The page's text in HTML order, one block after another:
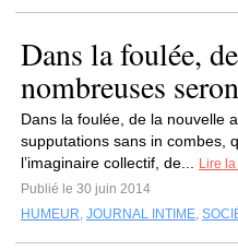
Dans la foulée,
nombreuses
Dans la foulée, de la nouvelle
supputations sans in combes,
l’imaginaire collectif, de...
Lire
Publié le 30 juin 2014
HUMEUR, JOURNAL INTIME,